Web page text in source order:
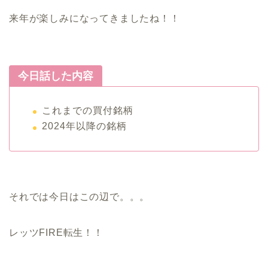
来年が楽しみになってきましたね！！
今日話した内容
これまでの買付銘柄
2024年以降の銘柄
それでは今日はこの辺で。。。
レッツFIRE転生！！